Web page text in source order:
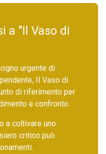
a "Il Vaso di
urgente di
Il Vaso di
di riferimento per
e confronto.
a coltivare uno
critico può